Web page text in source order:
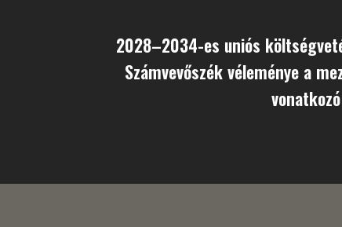
2028–2034-es uniós
Számvevőszék véleménye a